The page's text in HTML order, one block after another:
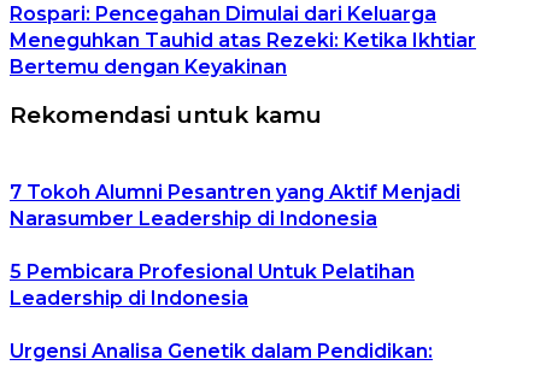
Rospari: Pencegahan Dimulai dari Keluarga
Meneguhkan Tauhid atas Rezeki: Ketika Ikhtiar
Bertemu dengan Keyakinan
Rekomendasi untuk kamu
7 Tokoh Alumni Pesantren yang Aktif Menjadi
Narasumber Leadership di Indonesia
5 Pembicara Profesional Untuk Pelatihan
Leadership di Indonesia
Urgensi Analisa Genetik dalam Pendidikan: